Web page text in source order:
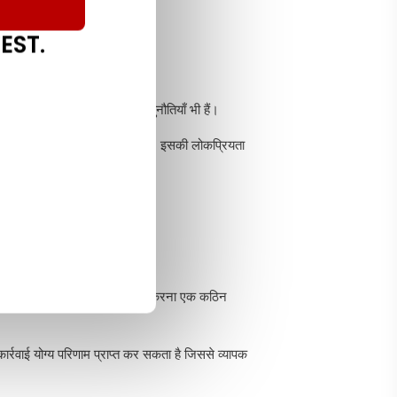
करने से जुड़ी महत्वपूर्ण चुनौतियाँ भी हैं।
वाली एक वास्तुशिल्प शैली है, इसकी लोकप्रियता
का मैन्युअल रूप से परीक्षण करना एक कठिन
योग्य परिणाम प्राप्त कर सकता है जिससे व्यापक